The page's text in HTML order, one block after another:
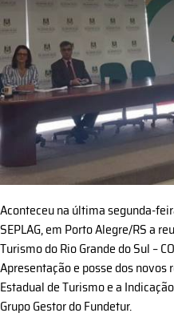
Aconteceu na última segunda-
SEPLAG, em Porto Alegre/RS a
Turismo do Rio Grande do Sul –
Apresentação e posse dos novos
Estadual de Turismo e a
Grupo Gestor do Fundetur.